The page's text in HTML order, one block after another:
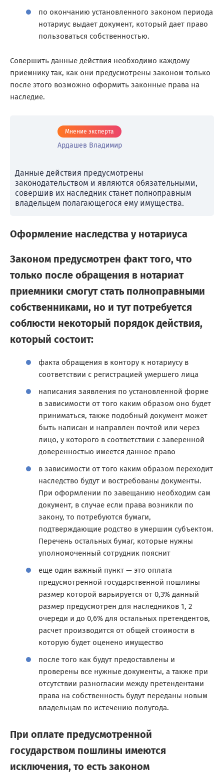
по окончанию установленного законом периода
нотариус выдает документ, который дает право
пользоваться собственностью.
Совершить данные действия необходимо каждому
приемнику так, как они предусмотрены законом только
после этого возможно оформить законные права на
наследие.
Мнение эксперта
Ардашев Владимир
Данные действия предусмотрены
законодательством и являются обязательными,
совершив их наследник станет полноправным
владельцем полагающегося ему имущества.
Оформление наследства у нотариуса
Законом предусмотрен факт того, что
только после обращения в нотариат
приемники смогут стать полноправными
собственниками, но и тут потребуется
соблюсти некоторый порядок действия,
который состоит:
факта обращения в контору к нотариусу в
соответствии с регистрацией умершего лица
написания заявления по установленной форме
в зависимости от того каким образом оно будет
приниматься, также подобный документ может
быть написан и направлен почтой или через
лицо, у которого в соответствии с заверенной
доверенностью имеется данное право
в зависимости от того каким образом переходит
наследство будут и востребованы документы.
При оформлении по завещанию необходим сам
документ, в случае если права возникли по
закону, то потребуются бумаги,
подтверждающие родство в умершим субъектом.
Перечень остальных бумаг, которые нужны
уполномоченный сотрудник пояснит
еще один важный пункт — это оплата
предусмотренной государственной пошлины
размер которой варьируется от 0,3% данный
размер предусмотрен для наследников 1, 2
очереди и до 0,6% для остальных претендентов,
расчет производится от общей стоимости в
которую будет оценено имущество
после того как будут предоставлены и
проверены все нужные документы, а также при
отсутствии разногласии между претендентами
права на собственность будут переданы новым
владельцам по истечению полугода.
При оплате предусмотренной
государством пошлины имеются
исключения, то есть законом